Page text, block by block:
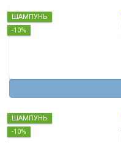
ШАМПУНЬ
-10%
ШАМПУНЬ
-10%